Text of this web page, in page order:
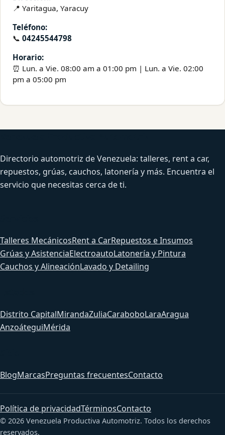
📍 Yaritagua, Yaracuy
Teléfono:
📞 04245544798
Horario:
⏰ Lun. a Vie. 08:00 am a 01:00 pm | Lun. a Vie. 02:00
pm a 05:00 pm
Directorio automotriz de Venezuela: talleres, rent a car,
repuestos, grúas, cauchos, latonería y más. Encuentra el
servicio que necesitas cerca de ti.
Talleres MecánicosRent a CarRepuestos e Insumos
Grúas y AsistenciaElectroautoLatonería y Pintura
Cauchos y AlineaciónLavado y Detailing
Distrito CapitalMirandaZuliaCaraboboLaraAragua
AnzoáteguiMérida
BlogMarcasPreguntas frecuentesContacto
Política de privacidadTérminosContacto
© 2026 Venezuela Productiva Automotriz. Todos los derechos
reservados.